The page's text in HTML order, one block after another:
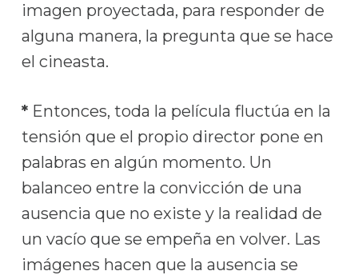
imagen proyectada, para responder de
alguna manera, la pregunta que se hace
el cineasta.
*Entonces, toda la película fluctúa en la
tensión que el propio director pone en
palabras en algún momento. Un
balanceo entre la convicción de una
ausencia que no existe y la realidad de
un vacío que se empeña en volver. Las
imágenes hacen que la ausencia se